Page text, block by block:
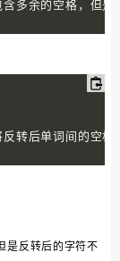
多余的空格，但是
转后单词间的空格
是反转后的字符不